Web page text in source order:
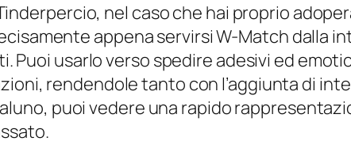
nel caso che hai proprio
appena servirsi W-Match dalla
Puoi usarlo verso spedire adesivi ed
rendendole tanto con l’aggiunta di
puoi vedere una rapido